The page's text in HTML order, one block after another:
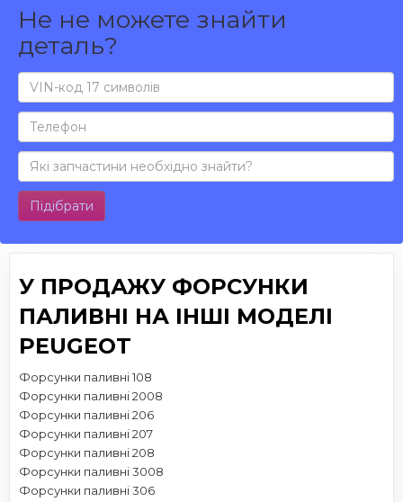
Не не можете знайти
деталь?
Підібрати
У ПРОДАЖУ ФОРСУНКИ
ПАЛИВНІ НА ІНШІ МОДЕЛІ
PEUGEOT
Форсунки паливні 108
Форсунки паливні 2008
Форсунки паливні 206
Форсунки паливні 207
Форсунки паливні 208
Форсунки паливні 3008
Форсунки паливні 306